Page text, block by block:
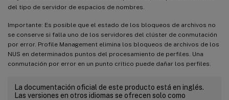
del tipo de servidor de espacios de nombres.
Importante: Es posible que el estado de los bloqueos de archivos no
se conserve si falla uno de los servidores del clúster de conmutación
por error. Profile Management elimina los bloqueos de archivos de los
NUS en determinados puntos del procesamiento de perfiles. Una
conmutación por error en un punto crítico puede dañar los perfiles.
La documentación oficial de este producto está en inglés.
Las versiones en otros idiomas se ofrecen solo como